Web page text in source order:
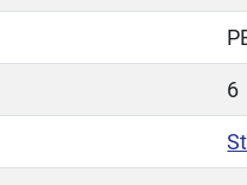
6